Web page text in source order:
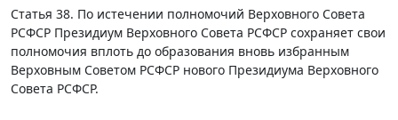
Статья 38. По истечении полномочий Верховного Совета
РСФСР Президиум Верховного Совета РСФСР сохраняет свои
полномочия вплоть до образования вновь избранным
Верховным Советом РСФСР нового Президиума Верховного
Совета РСФСР.